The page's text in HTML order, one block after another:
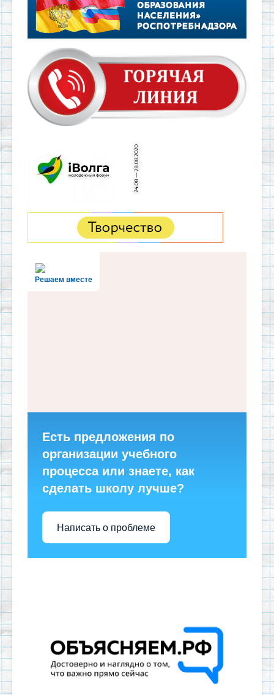
Решаем вместе
Есть предложения по
организации учебного
процесса или знаете, как
сделать школу лучше?
Написать о проблеме